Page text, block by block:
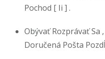
Pochod [ Ii ] .
Obývať Rozprávať Sa
Doručená Pošta